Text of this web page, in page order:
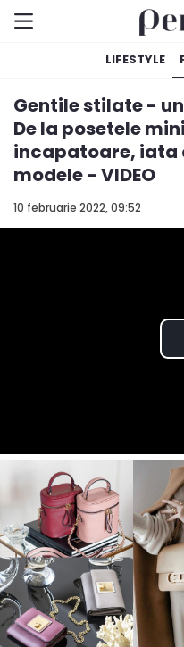
LIFESTYLE
10 februarie 2022, 09:52
Gentile stilate -
De la posetele
incapatoare, iata
modele - VIDEO